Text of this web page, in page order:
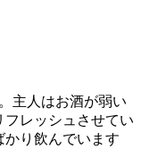
主人はお酒が弱い
レッシュさせてい
かり飲んでいます